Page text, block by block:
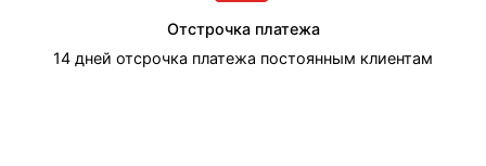
Отстрочка платежа
14 дней отсрочка платежа постоянным клиентам